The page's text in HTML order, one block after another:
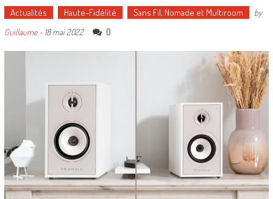
Actualités Haute-Fidélité Sans Fil, Nomade et Multiroom
by
Guillaume- 18 mai 2022 0